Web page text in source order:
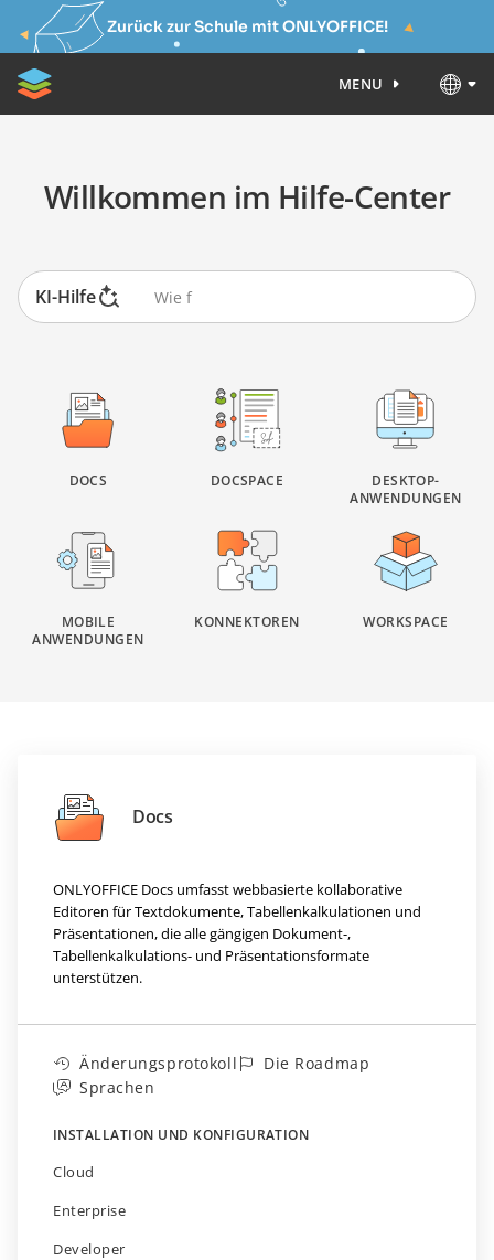
Zurück zur Schule mit ONLYOFFICE!
MENU
Willkommen im Hilfe-Center
KI-Hilfe
DOCS DOCSPACE
DESKTOP-
ANWENDUNGEN
MOBILE
ANWENDUNGEN
KONNEKTOREN WORKSPACE
Docs
ONLYOFFICE Docs umfasst webbasierte kollaborative
Editoren für Textdokumente, Tabellenkalkulationen und
Präsentationen, die alle gängigen Dokument-,
Tabellenkalkulations- und Präsentationsformate
unterstützen.
Änderungsprotokoll
Die Roadmap
Sprachen
INSTALLATION UND KONFIGURATION
Cloud
Enterprise
Developer